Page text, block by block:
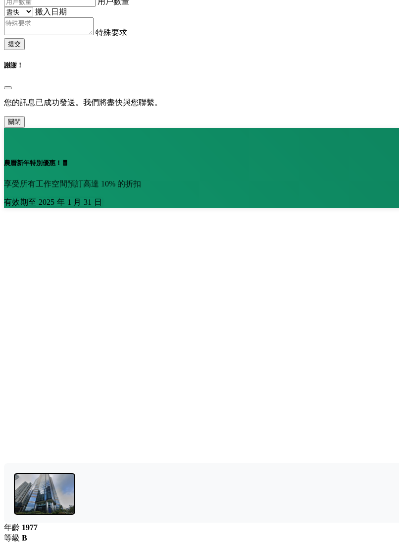
搬入日期
特殊要求
提交
謝謝！
您的訊息已成功發送。我們將盡快與您聯繫。
關閉
農曆新年特別優惠！🧧
享受所有工作空間預訂高達 10% 的折扣
有效期至 2025 年 1 月 31 日
年齡 1977
等級 B